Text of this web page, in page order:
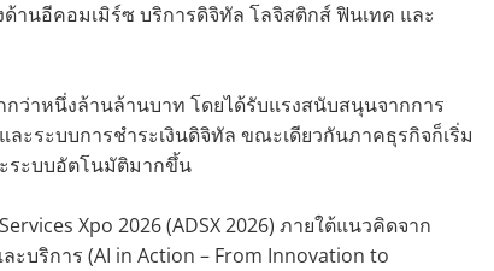
นอีคอมเมิร์ซ บริการดิจิทัล โลจิสติกส์ ฟินเทค และ
ว่าหนึ่งล้านล้านบาท โดยได้รับแรงสนับสนุนจากการ
ละระบบการชำระเงินดิจิทัล ขณะเดียวกันภาคธุรกิจก็เริ่ม
ระบบอัตโนมัติมากขึ้น
Xpo 2026 (ADSX 2026) ภายใต้แนวคิดจาก
บริการ (AI in Action – From Innovation to